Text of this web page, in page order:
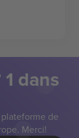
dans
de
Merci!